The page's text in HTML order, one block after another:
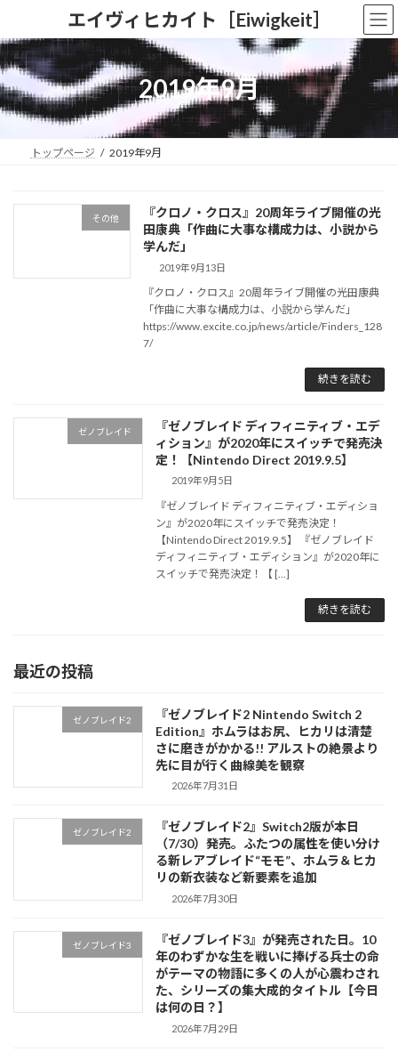
テ
ン
ツ
へ
ス
ゲ
ー
シ
ョ
ン
エイヴィヒカイト［Eiwigkeit］
2019年9月
トップページ 2019年9月
その他
『クロノ・クロス』20周年ライブ開催の光
田康典「作曲に大事な構成力は、小説から
学んだ」
2019年9月13日
『クロノ・クロス』20周年ライブ開催の光田康典
「作曲に大事な構成力は、小説から学んだ」
https://www.excite.co.jp/news/article/Finders_128
7/
続きを読む
ゼノブレイド
『ゼノブレイド ディフィニティブ・エデ
ィション』が2020年にスイッチで発売決
定！【Nintendo Direct 2019.9.5】
2019年9月5日
『ゼノブレイド ディフィニティブ・エディショ
ン』が2020年にスイッチで発売決定！
【Nintendo Direct 2019.9.5】 『ゼノブレイド
ディフィニティブ・エディション』が2020年に
スイッチで発売決定！【 […]
続きを読む
最近の投稿
ゼノブレイド2
『ゼノブレイド2 Nintendo Switch 2
Edition』ホムラはお尻、ヒカリは清楚
さに磨きがかかる!! アルストの絶景より
先に目が行く曲線美を観察
2026年7月31日
ゼノブレイド2
『ゼノブレイド2』Switch2版が本日
（7/30）発売。ふたつの属性を使い分け
る新レアブレイド“モモ”、ホムラ＆ヒカ
リの新衣装など新要素を追加
2026年7月30日
ゼノブレイド3
『ゼノブレイド3』が発売された日。10
年のわずかな生を戦いに捧げる兵士の命
がテーマの物語に多くの人が心震わされ
た、シリーズの集大成的タイトル【今日
は何の日？】
2026年7月29日